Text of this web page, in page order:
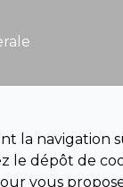
noire.com
la navigation
le dépôt de
vous